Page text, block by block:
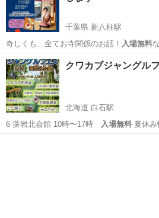
千葉県 新八柱駅
奇しくも、全てお寺関係のお話！ 入場無料
物詩を一緒に…
千葉 松戸市 新八柱駅 コンサー
クワカブジャングル
北海道 白石駅
6 藻岩北会館 10時〜17時
入場無料 夏休